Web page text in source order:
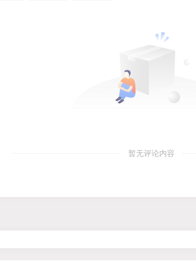
暂无评论内容